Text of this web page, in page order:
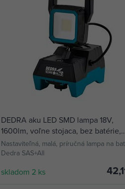
DEDRA aku LED SMD lampa 18V,
1600lm, voľne stojaca, bez batérie,
DED6905
Nastaviteľná, malá, príručná lampa na
Dedra SAS+All
skladom 2 ks